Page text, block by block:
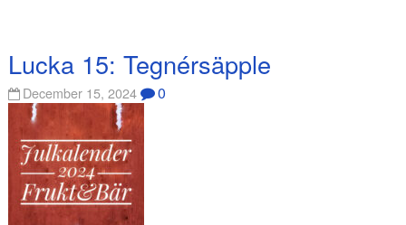
Lucka 15: Tegnérsäpple
December 15, 2024 0